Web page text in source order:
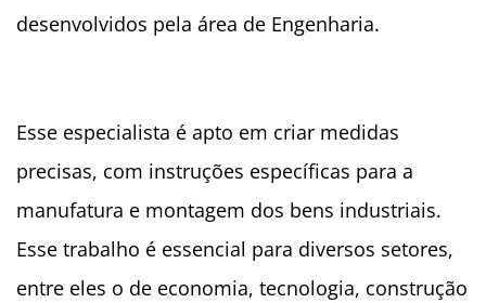
desenvolvidos pela área de Engenharia.
Esse especialista é apto em criar medidas
precisas, com instruções específicas para a
manufatura e montagem dos bens industriais.
Esse trabalho é essencial para diversos setores,
entre eles o de economia, tecnologia, construção